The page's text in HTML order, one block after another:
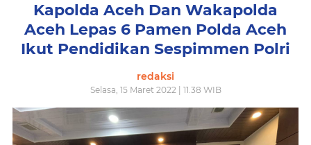
Kapolda Aceh Dan Wakapolda
Aceh Lepas 6 Pamen Polda Aceh
Ikut Pendidikan Sespimmen Polri
redaksi
Selasa, 15 Maret 2022 | 11.38 WIB